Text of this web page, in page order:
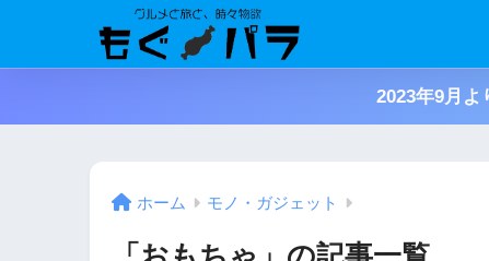
2023年9月よ
ホーム モノ・ガジェット